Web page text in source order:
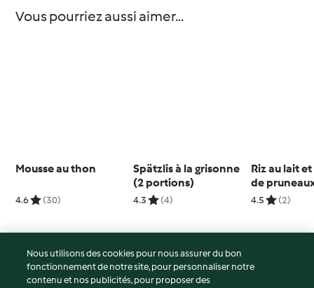
Vous pourriez aussi aimer...
Mousse au thon
4.6 (30)
Spätzlis à la grisonne
(2 portions)
4.3 (4)
Riz au lait
de
4.5 (2)
© Copyright 2026
Nous utilisons des cookies pour nous assurer du bon
fonctionnement de notre site, pour personnaliser notre
contenu et nos publicités, pour proposer des